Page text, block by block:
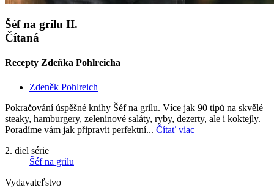
Šéf na grilu II.
Čítaná
Recepty Zdeňka Pohlreicha
Zdeněk Pohlreich
Pokračování úspěšné knihy Šéf na grilu. Více jak 90 tipů na skvělé
steaky, hamburgery, zeleninové saláty, ryby, dezerty, ale i koktejly.
Poradíme vám jak připravit perfektní... Čítať viac
2. diel série
Šéf na grilu
Vydavateľstvo